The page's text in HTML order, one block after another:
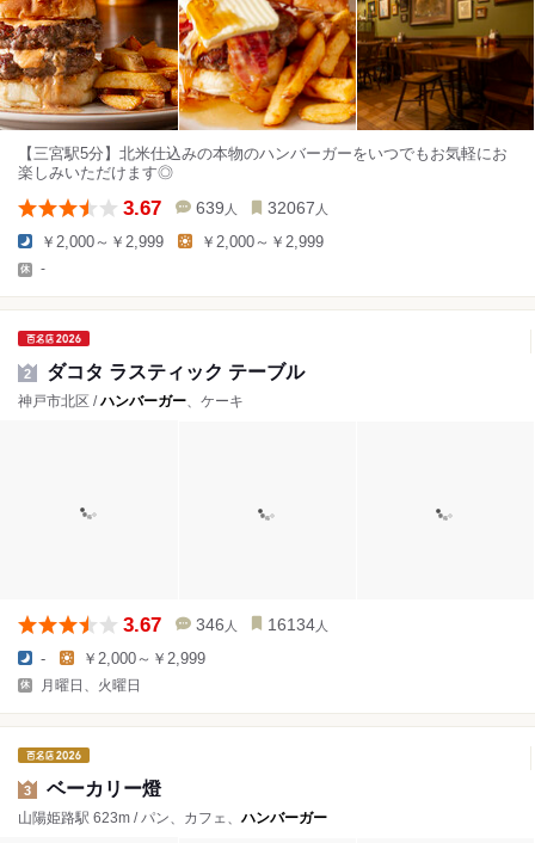
【三宮駅5分】北米仕込みの本物のハンバーガーをいつでもお気軽にお
楽しみいただけます◎
3.67 639 人 32067 人
￥2,000～￥2,999 ￥2,000～￥2,999
-
2 ダコタ ラスティック テーブル
神戸市北区 /ハンバーガー、ケーキ
3.67 346 人 16134 人
- ￥2,000～￥2,999
月曜日、火曜日
3 ベーカリー燈
山陽姫路駅 623m / パン、カフェ、 ハンバーガー